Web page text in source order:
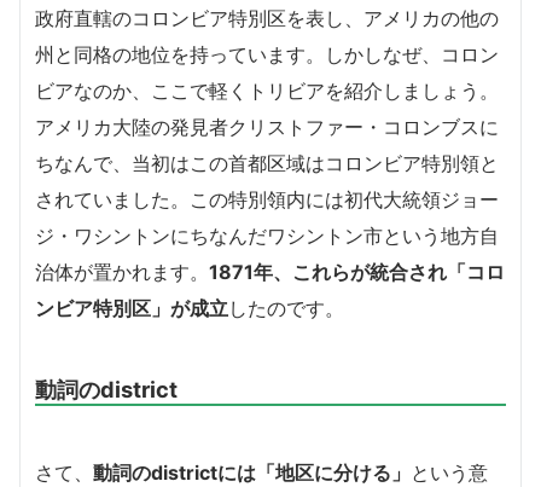
政府直轄のコロンビア特別区を表し、アメリカの他の
州と同格の地位を持っています。しかしなぜ、コロン
ビアなのか、ここで軽くトリビアを紹介しましょう。
アメリカ大陸の発見者クリストファー・コロンブスに
ちなんで、当初はこの首都区域はコロンビア特別領と
されていました。この特別領内には初代大統領ジョー
ジ・ワシントンにちなんだワシントン市という地方自
治体が置かれます。 1871年、これらが統合され「コロ
ンビア特別区」が成立したのです。
動詞のdistrict
さて、 動詞のdistrictには「地区に分ける」 という意